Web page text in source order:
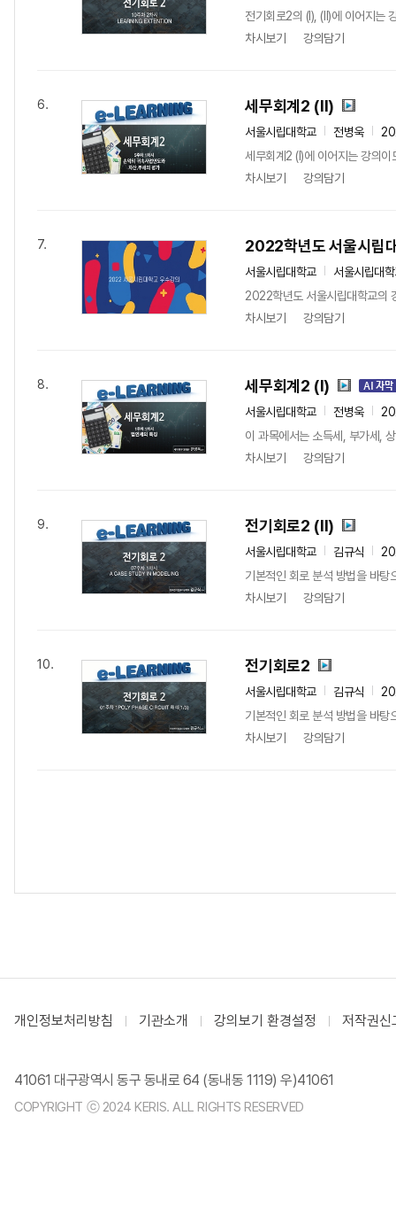
전기회로2의 (Ⅰ), (Ⅱ)에 이어지는
차시보기
강의담기
6. 세무회계2 (Ⅱ)
서울시립대학교 전병욱
세무회계2 (Ⅰ)에 이어지는 강의
차시보기
강의담기
7. 2022학년도 서울시립
서울시립대학교
서울시립대
2022학년도 서울시립대학교의
차시보기
강의담기
8. 세무회계2 (Ⅰ)
서울시립대학교 전병욱
이 과목에서는 소득세, 부가세,
차시보기
강의담기
9. 전기회로2 (Ⅱ)
서울시립대학교 김규식
기본적인 회로 분석 방법을 바
차시보기
강의담기
10. 전기회로2
서울시립대학교 김규식
기본적인 회로 분석 방법을 바
차시보기
강의담기
개인정보처리방침 기관소개 강의보기 환경설정 저작권신
41061 대구광역시 동구 동내로 64 (동내동 1119) 우)41061
COPYRIGHT ⓒ 2024 KERIS. ALL RIGHTS RESERVED